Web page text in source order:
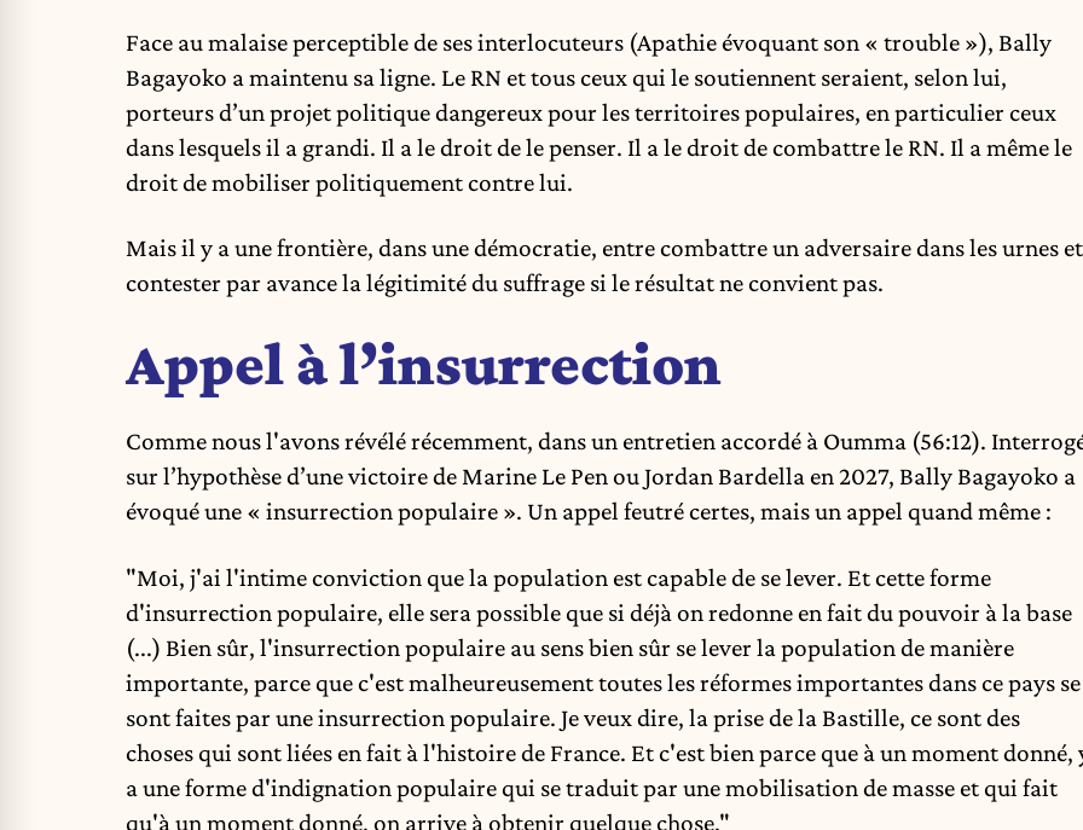
Face au malaise perceptible de ses interlocuteurs (Apathie évoquant son « trouble »), Bally
Bagayoko a maintenu sa ligne. Le RN et tous ceux qui le soutiennent seraient, selon lui,
porteurs d’un projet politique dangereux pour les territoires populaires, en particulier ceux
dans lesquels il a grandi. Il a le droit de le penser. Il a le droit de combattre le RN. Il a même le
droit de mobiliser politiquement contre lui.
Mais il y a une frontière, dans une démocratie, entre combattre un adversaire dans les urnes et
contester par avance la légitimité du suffrage si le résultat ne convient pas.
Appel à l’insurrection
Comme nous l'avons révélé récemment, dans un entretien accordé à Oumma (56:12).
sur l’hypothèse d’une victoire de Marine Le Pen ou Jordan Bardella en 2027, Bally Bagayoko a
évoqué une « insurrection populaire ». Un appel feutré certes, mais un appel quand même :
"Moi, j'ai l'intime conviction que la population est capable de se lever. Et cette forme
d'insurrection populaire, elle sera possible que si déjà on redonne en fait du pouvoir à la base
(...) Bien sûr, l'insurrection populaire au sens bien sûr se lever la population de manière
importante, parce que c'est malheureusement toutes les réformes importantes dans ce pays se
sont faites par une insurrection populaire. Je veux dire, la prise de la Bastille, ce sont des
choses qui sont liées en fait à l'histoire de France. Et c'est bien parce que à un moment donné,
a une forme d'indignation populaire qui se traduit par une mobilisation de masse et qui fait
qu'à un moment donné, on arrive à obtenir quelque chose."